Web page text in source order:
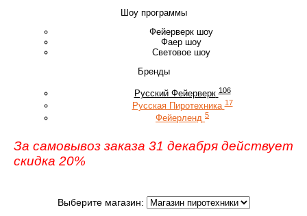
Шоу программы
Фейерверк шоу
Фаер шоу
Световое шоу
Бренды
Русский Фейерверк 106
Русская Пиротехника 17
Фейерленд 5
За самовывоз заказа 31 декабря действует
скидка 20%
Выберите магазин: